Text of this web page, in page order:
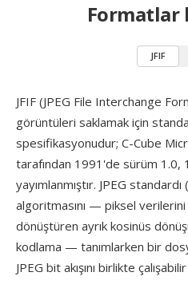
Formatlar
JFIF
JFIF (JPEG File Interchange
görüntüleri saklamak için
spesifikasyonudur; C-Cube
tarafından 1991'de sürüm
yayımlanmıştır. JPEG
algoritmasını — piksel verilerini
dönüştüren ayrık kosinüs
kodlama — tanımlarken bir
JPEG bit akışını birlikte